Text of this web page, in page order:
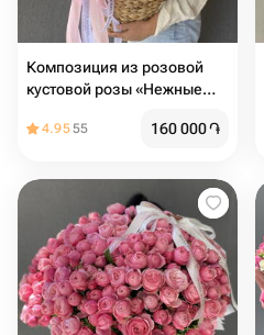
Композиция из розовой
кустовой розы «Нежные
4.9555 160 000֏